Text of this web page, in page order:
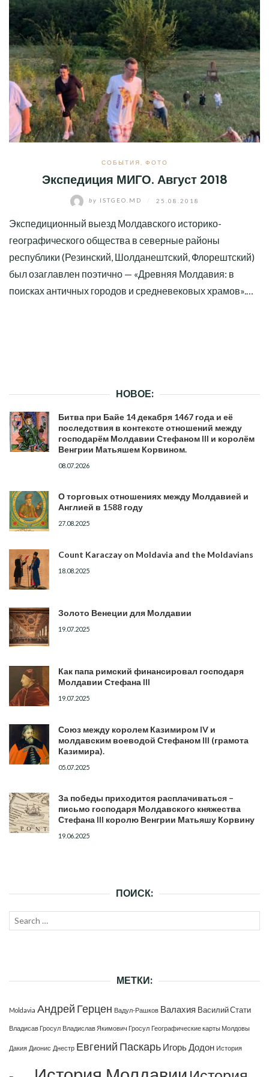
СОБЫТИЯ ФОТО
Экспедиция МИГО. Август 2018
by ISTGEO.MD 25.08.2018
Экспедиционный выезд Молдавского историко-
географического общества в северные районы
республики (Резинский, Шолданештский, Флорештский)
был озаглавлен поэтично — «Древняя Молдавия: в
поисках античных городов и средневековых храмов».…
НОВОЕ:
Битва при Байе 14 декабря 1467 года и её
последствия в контексте отношений между
господарём Молдавии Стефаном III и королём
Венгрии Матьяшем Корвином.
08.07.2026
О торговых отношениях между Молдавией и
Англией в 1588 году
27.08.2025
Count Karaczay on Moldavia and the Moldavians
18.08.2025
Золото Венеции для Молдавии
19.07.2025
Как папа римский финансировал господаря
Молдавии Стефана III
19.07.2025
Союз между королем Казимиром IV и
молдавским воеводой Стефаном III (грамота
Казимира).
05.07.2025
За победы приходится расплачиваться –
письмо господаря Молдавского княжества
Стефана III королю Венгрии Матьяшу Корвину
19.06.2025
ПОИСК:
Search
МЕТКИ:
Moldavia Андрей Герцен Вадул-Рашков Валахия Василий Стати
Владисав Гросул Владислав Якимович Гросул Географические карты Молдовы
Дакия Дионис Днестр Евгений Паскарь Игорь Додон История